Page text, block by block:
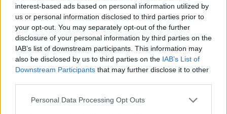
interest-based ads based on personal information utilized by
us or personal information disclosed to third parties prior to
your opt-out. You may separately opt-out of the further
disclosure of your personal information by third parties on the
IAB’s list of downstream participants. This information may
also be disclosed by us to third parties on the IAB’s List of
Downstream Participants that may further disclose it to other
Please note that this website/app uses one or more Google
Personal Data Processing Opt Outs
Címkék:közélet mszp társadalom cigány állás
Ajánlott bejegyzések:
Mégsem kampányol a Jobbik az EU-s